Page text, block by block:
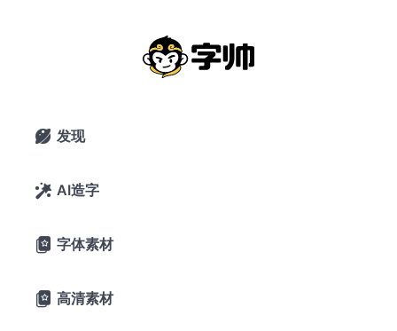
 发现
 AI造字
 字体素材
 高清素材
猫啃网故障黑：基于思源黑体CN改造
抖音故障风黑体 免费商用
0 下载
黑体
CN
故障
免费
商用
已关闭评论